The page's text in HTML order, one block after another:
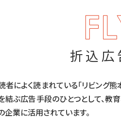
折込広
によく読まれている「リビング
ぶ広告手段のひとつとして、教育
業に活用されています。